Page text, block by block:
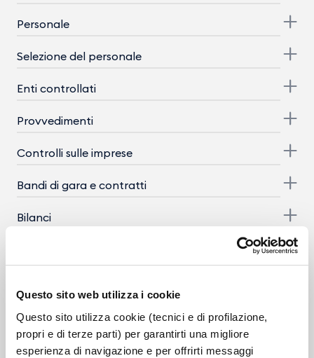
Questo sito web utilizza i cookie
Questo sito utilizza cookie (tecnici e di profilazione,
propri e di terze parti) per garantirti una migliore
esperienza di navigazione e per offrirti messaggi
Personale
Selezione del personale
Enti controllati
Provvedimenti
Controlli sulle imprese
Bandi di gara e contratti
Bilanci
Controlli e rilievi sull'amministrazione